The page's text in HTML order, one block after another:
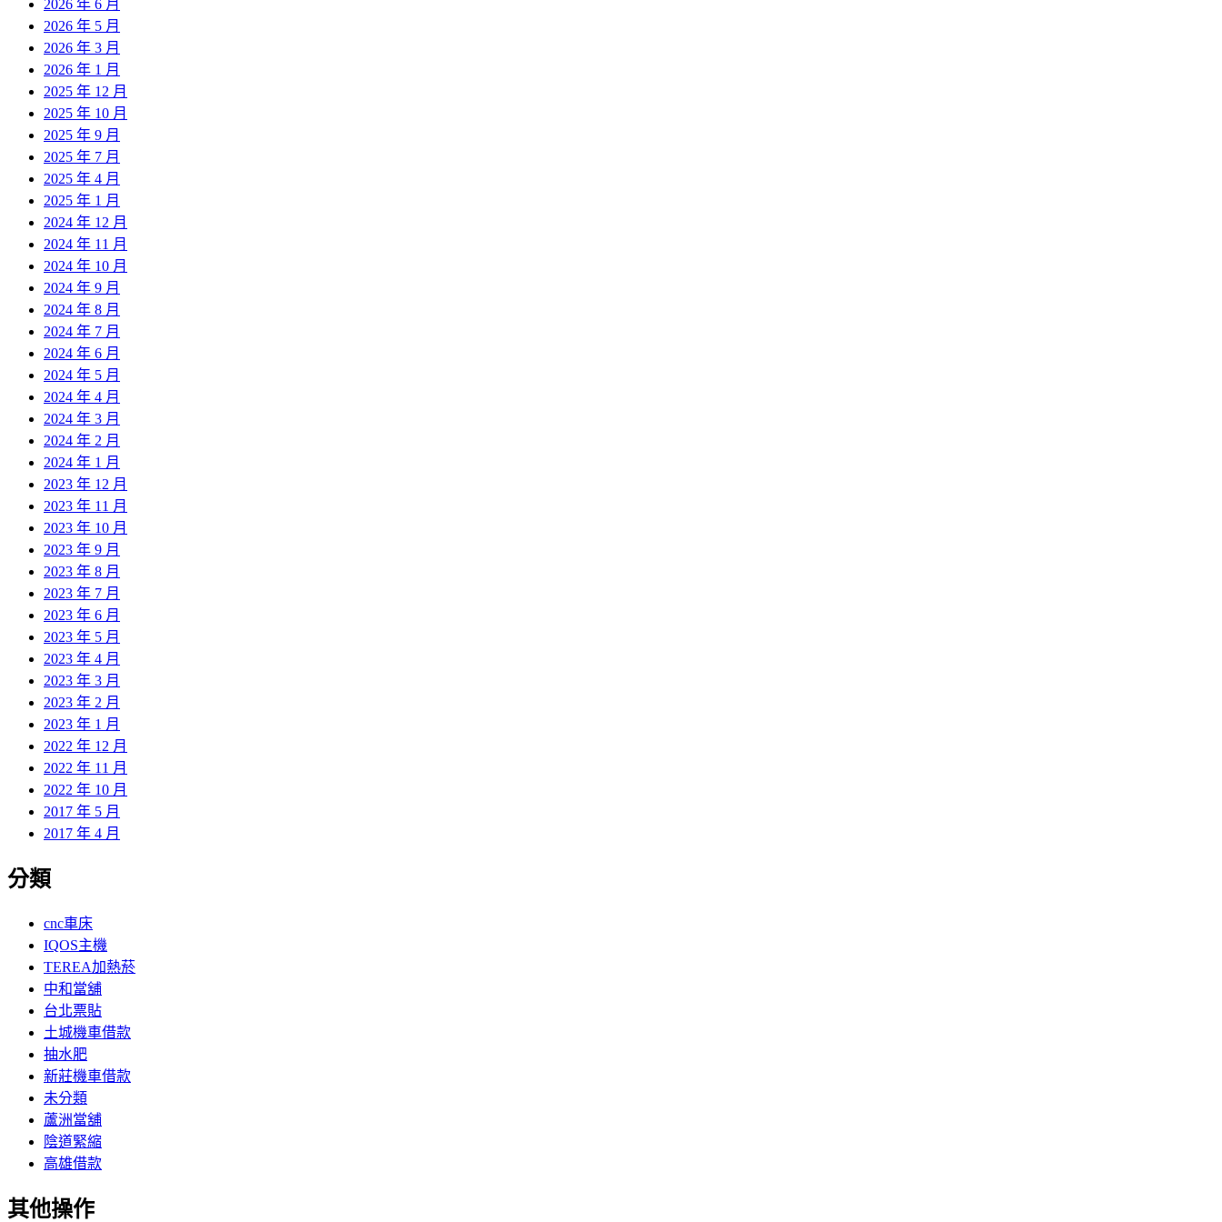
2026 年 6 月
2026 年 5 月
2026 年 3 月
2026 年 1 月
2025 年 12 月
2025 年 10 月
2025 年 9 月
2025 年 7 月
2025 年 4 月
2025 年 1 月
2024 年 12 月
2024 年 11 月
2024 年 10 月
2024 年 9 月
2024 年 8 月
2024 年 7 月
2024 年 6 月
2024 年 5 月
2024 年 4 月
2024 年 3 月
2024 年 2 月
2024 年 1 月
2023 年 12 月
2023 年 11 月
2023 年 10 月
2023 年 9 月
2023 年 8 月
2023 年 7 月
2023 年 6 月
2023 年 5 月
2023 年 4 月
2023 年 3 月
2023 年 2 月
2023 年 1 月
2022 年 12 月
2022 年 11 月
2022 年 10 月
2017 年 5 月
2017 年 4 月
分類
cnc車床
IQOS主機
TEREA加熱菸
中和當舖
台北票貼
土城機車借款
抽水肥
新莊機車借款
未分類
蘆洲當舖
陰道緊縮
高雄借款
其他操作